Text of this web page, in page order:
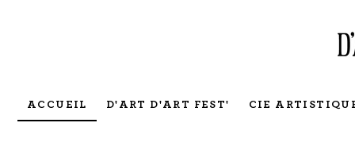
ACCUEIL D'ART D'ART FEST' CIE